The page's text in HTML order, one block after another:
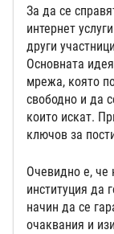
За да се
интернет
други
Основната
мрежа, която
свободно и да
които искат.
ключов за
Очевидно е, че
институция да
начин да се
очаквания и